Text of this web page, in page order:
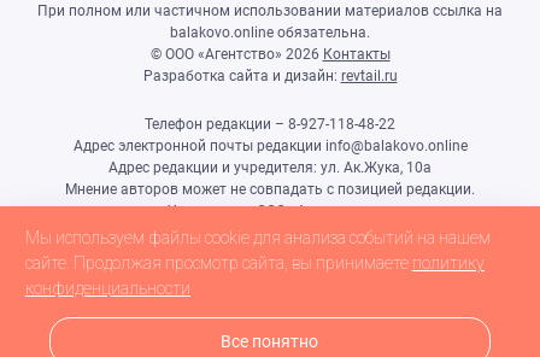
При полном или частичном использовании материалов ссылка на
balakovo.online обязательна.
© ООО «Агентство» 2026 Контакты
Разработка сайта и дизайн: revtail.ru
Телефон редакции – 8-927-118-48-22
Адрес электронной почты редакции info@balakovo.online
Адрес редакции и учредителя: ул. Ак.Жука, 10а
Мнение авторов может не совпадать с позицией редакции.
Учредитель: ООО «Агентство»
Гл.редактор Ивлиева Н.Н.
Настоящий ресурс может содержать материалы 18+
Мы используем файлы cookie для анализа событий на нашем
сайте. Продолжая просмотр сайта, вы принимаете политику
конфиденциальности
Все понятно